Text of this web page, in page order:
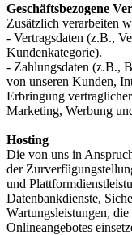
Geschäftsbezogene
Zusätzlich verarbeiten
- Vertragsdaten (z.B.,
Kundenkategorie).
- Zahlungsdaten (z.B.,
von unseren Kunden,
Erbringung
Marketing, Werbung
Hosting
Die von uns in
der
und
Datenbankdienste,
Wartungsleistungen,
Onlineangebotes